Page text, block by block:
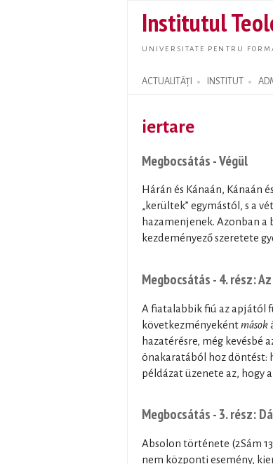
Institutul
UNIVERSITATE PENTRU
ACTUALITĂȚI INSTITUT
Search form
iertare
Megbocsátás - Végül
Hárán és Kánaán, Kánaán
„kerültek” egymástól, s a
hazamenjenek. Azonban
kezdeményező szeretete
Megbocsátás - 4. rész:
A fiatalabbik fiú az apjától
következményekéntmások
hazatérésre, még kevésbé
önakaratából hoz döntést:
példázat üzenete az, hogy
Megbocsátás - 3. rész:
Absolon története (2Sám
nem központi esemény,